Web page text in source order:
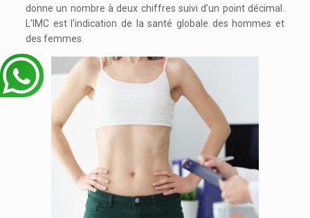
donne un nombre à deux chiffres suivi d’un point décimal.
L’IMC est l’indication de la santé globale des hommes et
des femmes.